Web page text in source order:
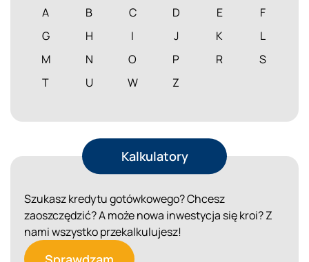
A B C D E
F
G
H I J K
L
M
N O P R
S
T
U W Z
Kalkulatory
Szukasz kredytu gotówkowego? Chcesz
zaoszczędzić? A może nowa inwestycja się kroi? Z
nami wszystko przekalkulujesz!